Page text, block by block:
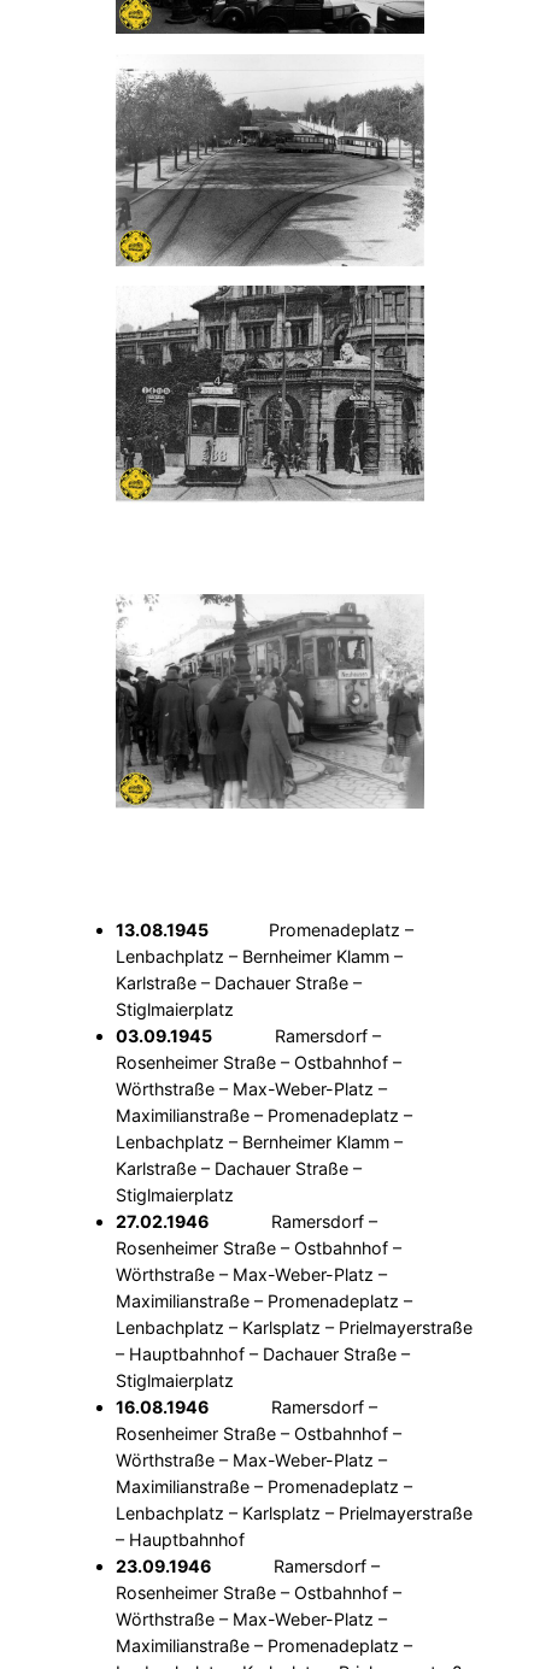
13.08.1945
Promenadeplatz –
Lenbachplatz – Bernheimer Klamm –
Karlstraße – Dachauer Straße –
Stiglmaierplatz
03.09.1945 Ramersdorf –
Rosenheimer Straße – Ostbahnhof –
Wörthstraße – Max-Weber-Platz –
Maximilianstraße – Promenadeplatz –
Lenbachplatz – Bernheimer Klamm –
Karlstraße – Dachauer Straße –
Stiglmaierplatz
27.02.1946 Ramersdorf –
Rosenheimer Straße – Ostbahnhof –
Wörthstraße – Max-Weber-Platz –
Maximilianstraße – Promenadeplatz –
Lenbachplatz – Karlsplatz – Prielmayerstraße
– Hauptbahnhof – Dachauer Straße –
Stiglmaierplatz
16.08.1946 Ramersdorf –
Rosenheimer Straße – Ostbahnhof –
Wörthstraße – Max-Weber-Platz –
Maximilianstraße – Promenadeplatz –
Lenbachplatz – Karlsplatz – Prielmayerstraße
– Hauptbahnhof
23.09.1946 Ramersdorf –
Rosenheimer Straße – Ostbahnhof –
Wörthstraße – Max-Weber-Platz –
Maximilianstraße – Promenadeplatz –